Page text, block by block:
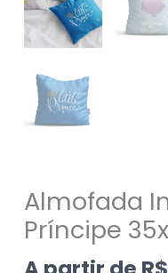
Almofada
Príncipe